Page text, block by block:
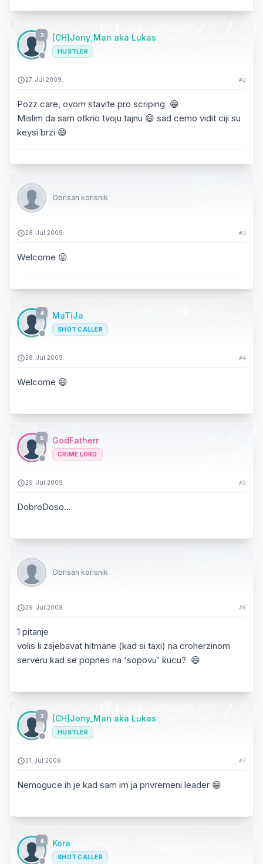
3 [CH]Jony_Man aka Lukas
HUSTLER
27. Jul 2009. #2
Pozz care, ovom stavite pro scriping 😁
Mislim da sam otkrio tvoju tajnu 😄 sad cemo vidit ciji su
keysi brzi 😄
Obrisan korisnik
28. Jul 2009. #3
Welcome 😛
4 MaTiJa
SHOT CALLER
28. Jul 2009. #4
Welcome 😄
5 GodFatherr
CRIME LORD
29. Jul 2009. #5
DobroDoso...
Obrisan korisnik
29. Jul 2009. #6
1 pitanje
volis li zajebavat hitmane (kad si taxi) na croherzinom
serveru kad se popnes na 'sopovu' kucu? 😄
3 [CH]Jony_Man aka Lukas
HUSTLER
31. Jul 2009. #7
Nemoguce ih je kad sam im ja privremeni leader 😁
4 Kora
SHOT CALLER